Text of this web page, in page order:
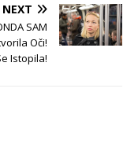
NEXT
SAM
Oči!
Istopila!